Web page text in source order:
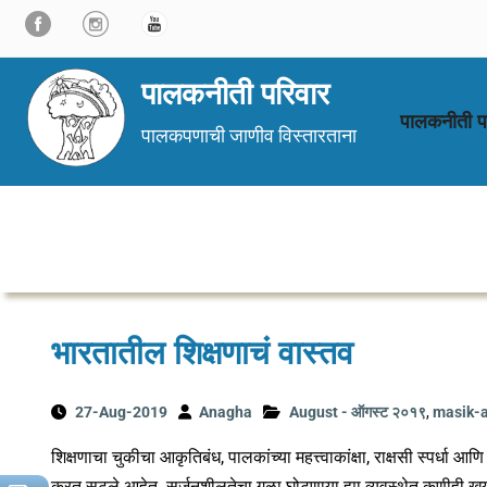
Skip
content
पालकनीती परिवार
पालकपणाची जाणीव विस्तारताना
पालकनीती
भारतातील शिक्षणाचं वास्तव
27-Aug-2019 Anagha August - ऑगस्ट २०१९,masik-
शिक्षणाचा चुकीचा आकृतिबंध, पालकांच्या महत्त्वाकांक्षा, राक्षसी स्पर्धा